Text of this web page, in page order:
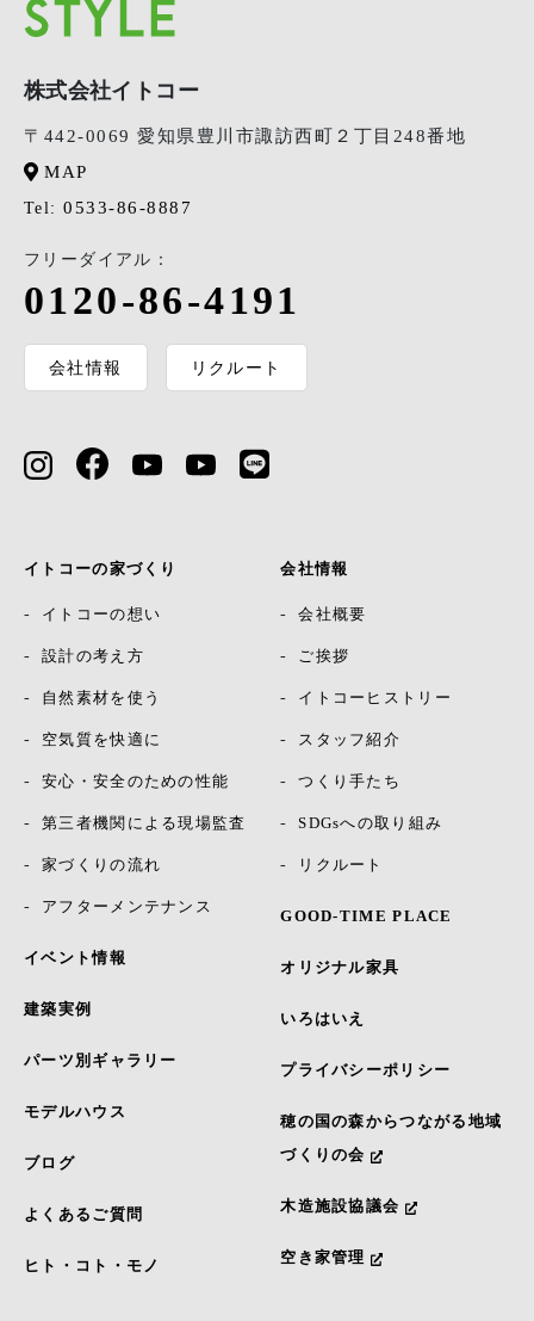
株式会社イトコー
〒442-0069 愛知県豊川市諏訪西町２丁目248番地
MAP
Tel: 0533-86-8887
フリーダイアル：
0120-86-4191
会社情報 リクルート
イトコーの家づくり
イトコーの想い
設計の考え方
自然素材を使う
空気質を快適に
安心・安全のための性能
第三者機関による現場監査
家づくりの流れ
アフターメンテナンス
イベント情報
建築実例
パーツ別ギャラリー
モデルハウス
ブログ
よくあるご質問
ヒト・コト・モノ
会社情報
会社概要
ご挨拶
イトコーヒストリー
スタッフ紹介
つくり手たち
SDGsへの取り組み
リクルート
GOOD-TIME PLACE
オリジナル家具
いろはいえ
プライバシーポリシー
穂の国の森からつながる地域
づくりの会
木造施設協議会
空き家管理